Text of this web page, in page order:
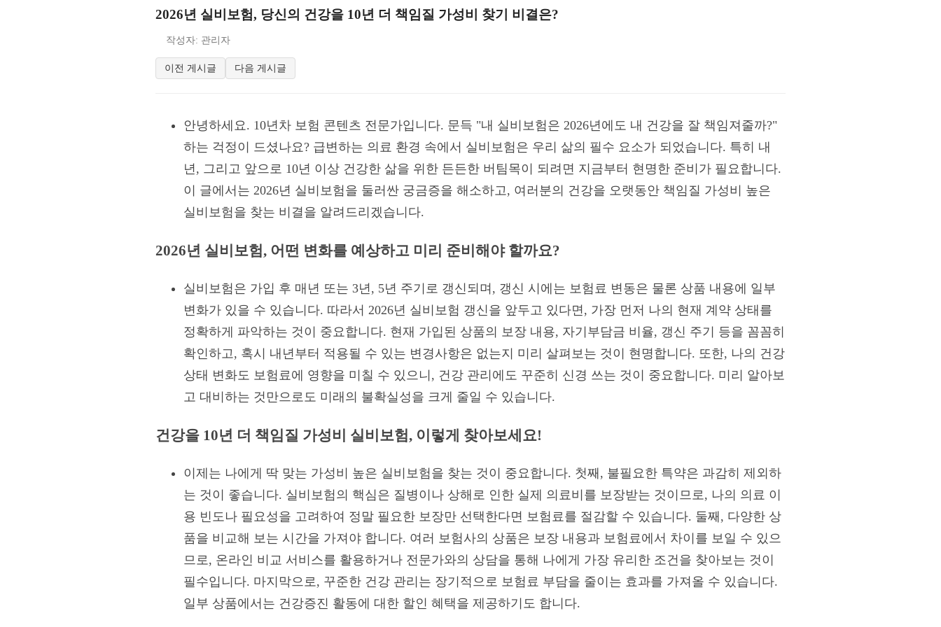
2026년 실비보험, 당신의 건강을 10년 더 책임질 가성비 찾기 비결은?
작성자: 관리자
이전 게시글 다음 게시글
안녕하세요. 10년차 보험 콘텐츠 전문가입니다. 문득 "내 실비보험은 2026년에도 내 건강을 잘 책임져줄까?"
하는 걱정이 드셨나요? 급변하는 의료 환경 속에서 실비보험은 우리 삶의 필수 요소가 되었습니다. 특히 내
년, 그리고 앞으로 10년 이상 건강한 삶을 위한 든든한 버팀목이 되려면 지금부터 현명한 준비가 필요합니다.
이 글에서는 2026년 실비보험을 둘러싼 궁금증을 해소하고, 여러분의 건강을 오랫동안 책임질 가성비 높은
실비보험을 찾는 비결을 알려드리겠습니다.
2026년 실비보험, 어떤 변화를 예상하고 미리 준비해야 할까요?
실비보험은 가입 후 매년 또는 3년, 5년 주기로 갱신되며, 갱신 시에는 보험료 변동은 물론 상품 내용에 일부
변화가 있을 수 있습니다. 따라서 2026년 실비보험 갱신을 앞두고 있다면, 가장 먼저 나의 현재 계약 상태를
정확하게 파악하는 것이 중요합니다. 현재 가입된 상품의 보장 내용, 자기부담금 비율, 갱신 주기 등을 꼼꼼히
확인하고, 혹시 내년부터 적용될 수 있는 변경사항은 없는지 미리 살펴보는 것이 현명합니다. 또한, 나의 건강
상태 변화도 보험료에 영향을 미칠 수 있으니, 건강 관리에도 꾸준히 신경 쓰는 것이 중요합니다. 미리 알아보
고 대비하는 것만으로도 미래의 불확실성을 크게 줄일 수 있습니다.
건강을 10년 더 책임질 가성비 실비보험, 이렇게 찾아보세요!
이제는 나에게 딱 맞는 가성비 높은 실비보험을 찾는 것이 중요합니다. 첫째, 불필요한 특약은 과감히 제외하
는 것이 좋습니다. 실비보험의 핵심은 질병이나 상해로 인한 실제 의료비를 보장받는 것이므로, 나의 의료 이
용 빈도나 필요성을 고려하여 정말 필요한 보장만 선택한다면 보험료를 절감할 수 있습니다. 둘째, 다양한 상
품을 비교해 보는 시간을 가져야 합니다. 여러 보험사의 상품은 보장 내용과 보험료에서 차이를 보일 수 있으
므로, 온라인 비교 서비스를 활용하거나 전문가와의 상담을 통해 나에게 가장 유리한 조건을 찾아보는 것이
필수입니다. 마지막으로, 꾸준한 건강 관리는 장기적으로 보험료 부담을 줄이는 효과를 가져올 수 있습니다.
일부 상품에서는 건강증진 활동에 대한 할인 혜택을 제공하기도 합니다.